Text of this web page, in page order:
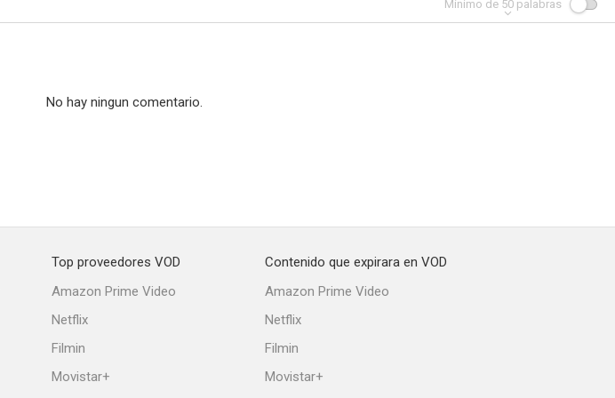
Mínimo de 50 palabras
No hay ningun comentario.
Top proveedores VOD
Amazon Prime Video
Netflix
Filmin
Movistar+
Contenido que expirara en VOD
Amazon Prime Video
Netflix
Filmin
Movistar+